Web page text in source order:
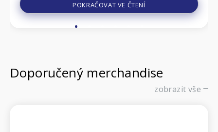
POKRAČOVAT VE ČTENÍ
Doporučený merchandise
zobrazit vše